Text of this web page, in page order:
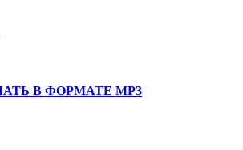
В ФОРМАТЕ MP3